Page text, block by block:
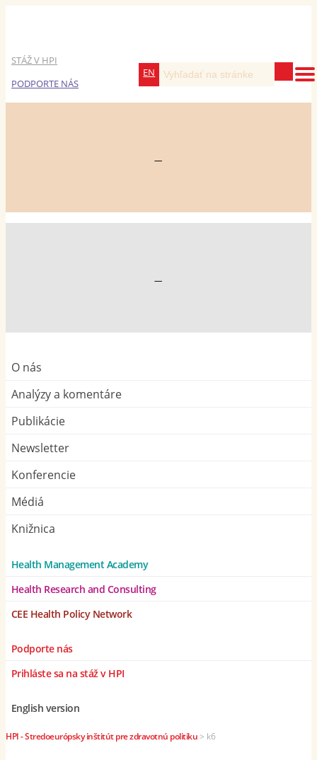
STÁŽ V HPI
PODPORTE NÁS
EN
—
—
O nás
Analýzy a komentáre
Publikácie
Newsletter
Konferencie
Médiá
Knižnica
Health Management Academy
Health Research and Consulting
CEE Health Policy Network
Podporte nás
Prihláste sa na stáž v HPI
English version
HPI - Stredoeurópsky inštitút pre zdravotnú politiku> k6